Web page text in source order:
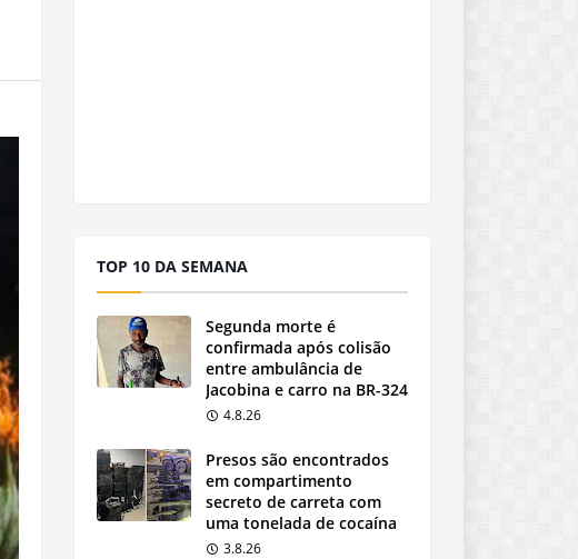
TOP 10 DA SEMANA
Segunda morte é
confirmada após colisão
entre ambulância de
Jacobina e carro na BR-324
4.8.26
Presos são encontrados
em compartimento
secreto de carreta com
uma tonelada de cocaína
3.8.26